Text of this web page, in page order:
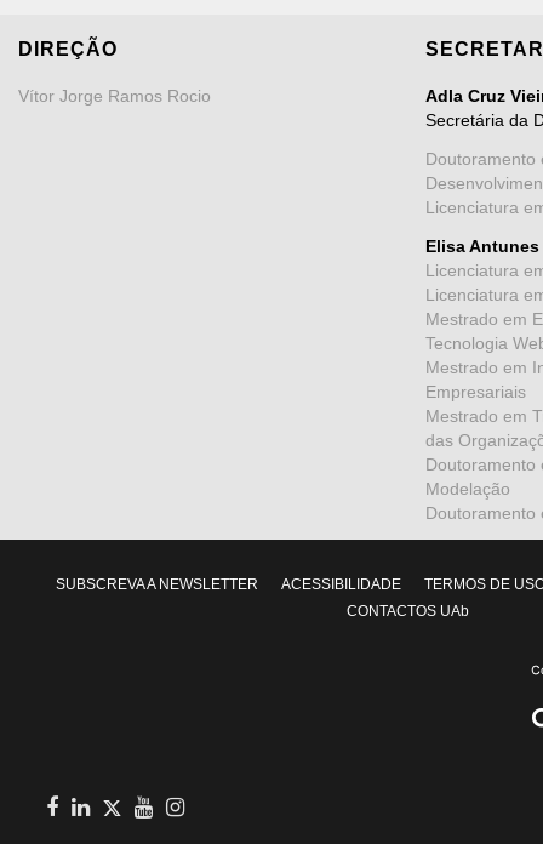
DIREÇÃO
Vítor Jorge Ramos Rocio
Adla Cruz
Secretária da
Doutoramento
Licenciatura
Elisa Antunes
Licenciatura
Licenciatura
Mestrado em
Tecnologia
Mestrado em
Empresariais
Mestrado em
das
Doutoramento
Modelação
Doutoramento
SUBSCREVA A NEWSLETTER ACESSIBILIDADE
TERMOS DE
CONTACTOS UAb
Twitter